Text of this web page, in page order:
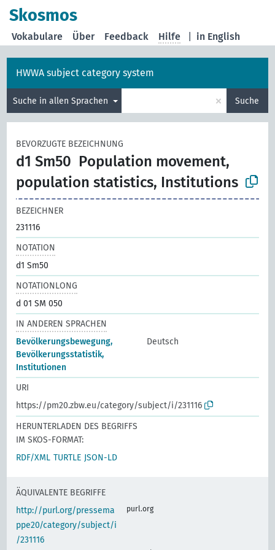
Skosmos
in English
Vokabulare Über Feedback Hilfe
HWWA subject category system
Suche in allen Sprachen × Suche
BEVORZUGTE BEZEICHNUNG
d1 Sm50 Population movement,
population statistics, Institutions
BEZEICHNER
231116
NOTATION
d1 Sm50
NOTATIONLONG
d 01 SM 050
IN ANDEREN SPRACHEN
Bevölkerungsbewegung,
Bevölkerungsstatistik,
Institutionen
Deutsch
URI
https://pm20.zbw.eu/category/subject/i/231116
HERUNTERLADEN DES BEGRIFFS
IM SKOS-FORMAT:
RDF/XML TURTLE JSON-LD
ÄQUIVALENTE BEGRIFFE
http://purl.org/pressema
ppe20/category/subject/i
/231116
purl.org